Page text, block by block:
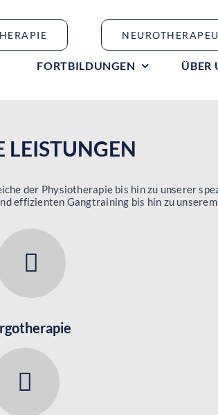
FORTBILDUNGEN ÜBER
LEISTUNGEN
der Physiotherapie bis hin zu unserer
effizienten Gangtraining bis hin zu